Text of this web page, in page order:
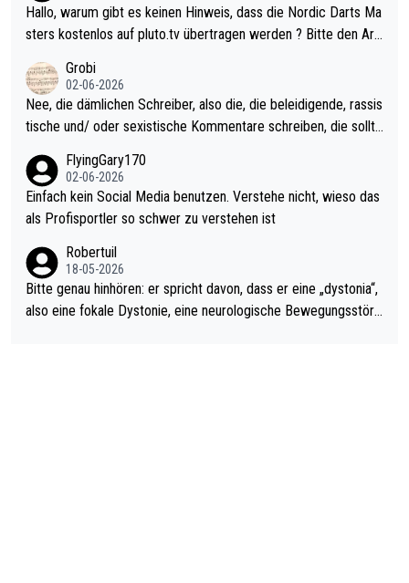
ziert. Somit ändert die automatische Qualifikation des Weltmei
sters erstmal nichts. Ich denke sie wollen damit für nächstes J
ohl wenig WDF Turniere spielen. Dies war bei Archie Self letzt
es Jahr der Fall. Er musste als amtierender Weltmeister durch
den Qualifier und ich glaube kaum, dass Mitchel sich das (in Ve
el hat.
Hallo, warum gibt es keinen Hinweis, dass die Nordic Darts Ma
sters kostenlos auf pluto.tv übertragen werden ? Bitte den Arti
Grobi
02-06-2026
Nee, die dämlichen Schreiber, also die, die beleidigende, rassis
tische und/ oder sexistische Kommentare schreiben, die sollte
s Leben in den Griff kriegen. Nur eins wundert mich: Luke Little
r war doch neulich erst derjenige, der über Social Media GvV p
rovoziert hat. Und Littlers Mutter schießt öfters mal gegen Ric
FlyingGary170
02-06-2026
Einfach kein Social Media benutzen. Verstehe nicht, wieso das
als Profisportler so schwer zu verstehen ist
Robertuil
18-05-2026
Bitte genau hinhören: er spricht davon, dass er eine „dystonia“,
also eine fokale Dystonie, eine neurologische Bewegungsstöru